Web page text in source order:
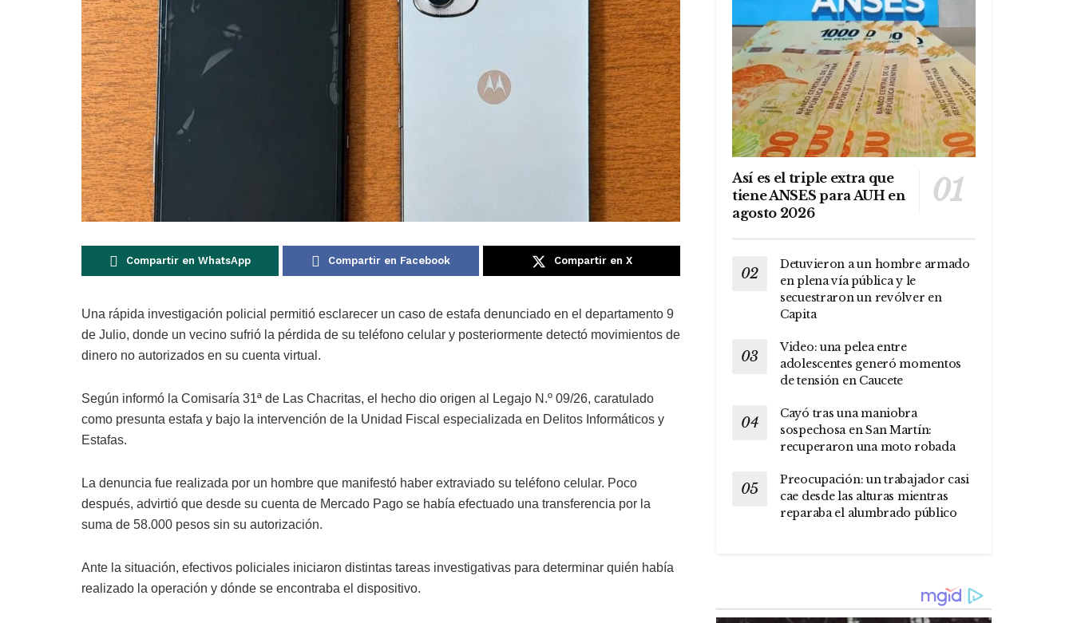
Compartir en WhatsApp Compartir en Facebook Compartir en X
Una rápida investigación policial permitió esclarecer un caso de estafa denunciado en el departamento 9
de Julio, donde un vecino sufrió la pérdida de su teléfono celular y posteriormente detectó movimientos de
dinero no autorizados en su cuenta virtual.
Según informó la Comisaría 31ª de Las Chacritas, el hecho dio origen al Legajo N.º 09/26, caratulado
como presunta estafa y bajo la intervención de la Unidad Fiscal especializada en Delitos Informáticos y
Estafas.
La denuncia fue realizada por un hombre que manifestó haber extraviado su teléfono celular. Poco
después, advirtió que desde su cuenta de Mercado Pago se había efectuado una transferencia por la
suma de 58.000 pesos sin su autorización.
Ante la situación, efectivos policiales iniciaron distintas tareas investigativas para determinar quién había
realizado la operación y dónde se encontraba el dispositivo.
Así es el triple extra que
tiene ANSES para AUH en
agosto 2026
Detuvieron a un hombre armado
en plena vía pública y le
secuestraron un revólver en
Capita
Video: una pelea entre
adolescentes generó momentos
de tensión en Caucete
Cayó tras una maniobra
sospechosa en San Martín:
recuperaron una moto robada
Preocupación: un trabajador casi
cae desde las alturas mientras
reparaba el alumbrado público